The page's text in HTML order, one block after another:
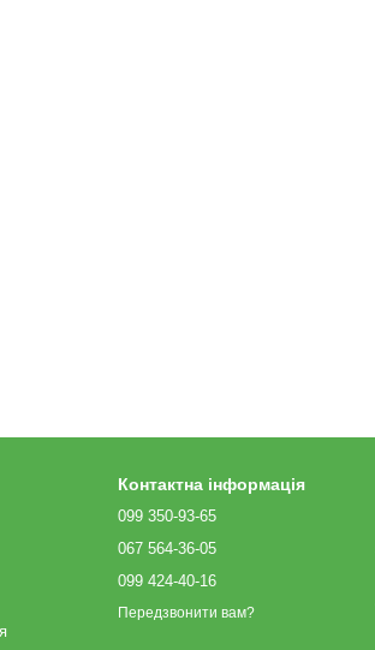
Контактна інформація
099 350-93-65
067 564-36-05
099 424-40-16
Передзвонити вам?